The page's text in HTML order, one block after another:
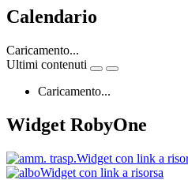
Calendario
Caricamento...
Ultimi contenuti
Caricamento...
Widget RobyOne
Widget con link a
Widget con link a risorsa